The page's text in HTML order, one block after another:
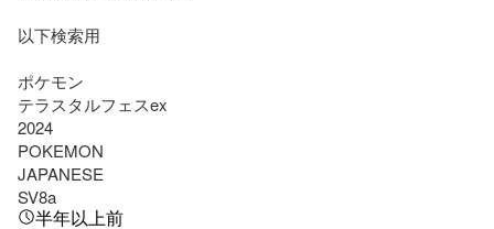
以下検索用
ポケモン
テラスタルフェスex
2024
POKEMON
JAPANESE
SV8a
半年以上前